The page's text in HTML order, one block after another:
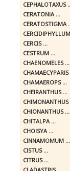
CEPHALOTAXUS
CERATONIA ...
CERATOSTIGMA
CERCIS ...
CESTRUM ...
CHAENOMELES ...
CHAMAECYPARIS
CHAMAEROPS ...
CHEIRANTHUS ...
CHIMONANTHUS
CHIONANTHUS ...
CHITALPA ...
CHOISYA ...
CINNAMOMUM ...
CISTUS ...
CITRUS ...